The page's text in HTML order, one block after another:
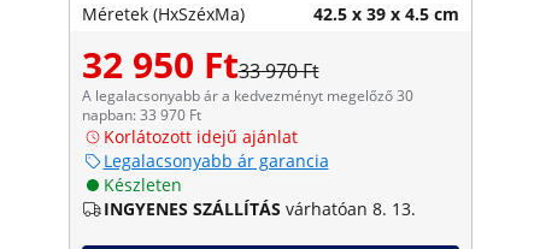
Méretek (HxSzéxMa) 42.5 x 39 x 4.5 cm
32 950 Ft33 970 Ft
A legalacsonyabb ár a kedvezményt megelőző 30
napban: 33 970 Ft
Korlátozott idejű ajánlat
Legalacsonyabb ár garancia
Készleten
INGYENES SZÁLLÍTÁS várhatóan 8. 13.